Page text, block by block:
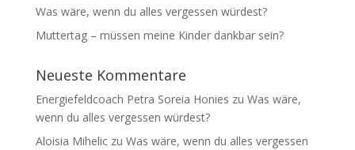
Was wäre, wenn du alles vergessen würdest?
Muttertag – müssen meine Kinder dankbar sein?
Neueste Kommentare
Energiefeldcoach Petra Soreia Honies zu Was wäre,
wenn du alles vergessen würdest?
Aloisia Miheliczu Was wäre, wenn du alles vergessen